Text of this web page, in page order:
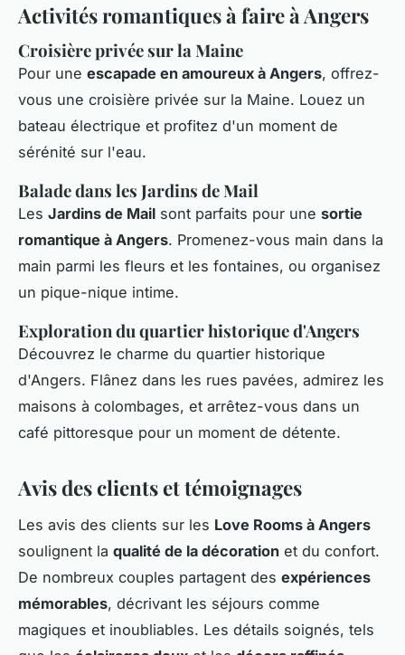
Activités romantiques à faire à Angers
Croisière privée sur la Maine
Pour une escapade en amoureux à Angers, offrez-
vous une croisière privée sur la Maine. Louez un
bateau électrique et profitez d'un moment de
sérénité sur l'eau.
Balade dans les Jardins de Mail
Les Jardins de Mail sont parfaits pour une sortie
romantique à Angers. Promenez-vous main dans la
main parmi les fleurs et les fontaines, ou organisez
un pique-nique intime.
Exploration du quartier historique d'Angers
Découvrez le charme du quartier historique
d'Angers. Flânez dans les rues pavées, admirez les
maisons à colombages, et arrêtez-vous dans un
café pittoresque pour un moment de détente.
Avis des clients et témoignages
Les avis des clients sur les Love Rooms à Angers
soulignent la qualité de la décoration et du confort.
De nombreux couples partagent des expériences
mémorables, décrivant les séjours comme
magiques et inoubliables. Les détails soignés, tels